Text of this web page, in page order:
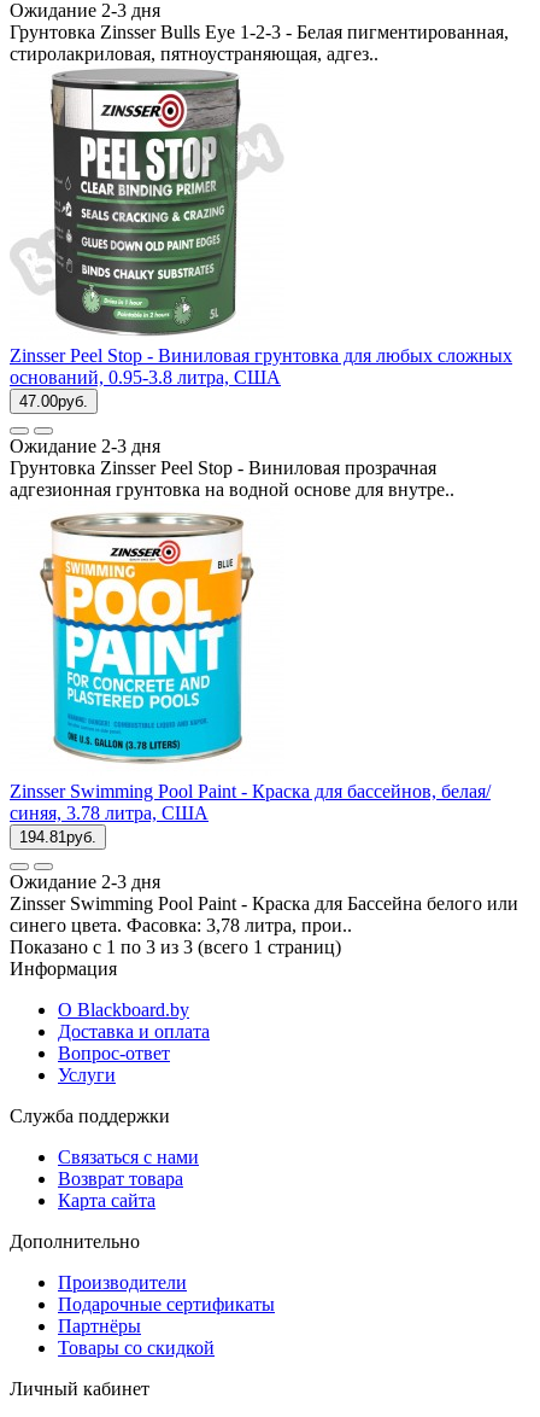
Ожидание 2-3 дня
Грунтовка Zinsser Bulls Eye 1-2-3 - Белая пигментированная,
стиролакриловая, пятноустраняющая, адгез..
Zinsser Peel Stop - Виниловая грунтовка для любых сложных
оснований, 0.95-3.8 литра, США
47.00руб.
Ожидание 2-3 дня
Грунтовка Zinsser Peel Stop - Виниловая прозрачная
адгезионная грунтовка на водной основе для внутре..
Zinsser Swimming Pool Paint - Краска для бассейнов, белая/
синяя, 3.78 литра, США
194.81руб.
Ожидание 2-3 дня
Zinsser Swimming Pool Paint - Краска для Бассейна белого или
синего цвета. Фасовка: 3,78 литра, прои..
Показано с 1 по 3 из 3 (всего 1 страниц)
Информация
О Blackboard.by
Доставка и оплата
Вопрос-ответ
Услуги
Служба поддержки
Связаться с нами
Возврат товара
Карта сайта
Дополнительно
Производители
Подарочные сертификаты
Партнёры
Товары со скидкой
Личный кабинет